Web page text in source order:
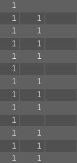
1
1
1
1
1
1
1
1
1
1
1
1
1
1
1
1
1
1
1
1
1
1
1